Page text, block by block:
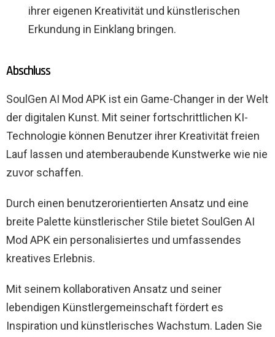
ihrer eigenen Kreativität und künstlerischen
Erkundung in Einklang bringen.
Abschluss
SoulGen AI Mod APK ist ein Game-Changer in der Welt
der digitalen Kunst. Mit seiner fortschrittlichen KI-
Technologie können Benutzer ihrer Kreativität freien
Lauf lassen und atemberaubende Kunstwerke wie nie
zuvor schaffen.
Durch einen benutzerorientierten Ansatz und eine
breite Palette künstlerischer Stile bietet SoulGen AI
Mod APK ein personalisiertes und umfassendes
kreatives Erlebnis.
Mit seinem kollaborativen Ansatz und seiner
lebendigen Künstlergemeinschaft fördert es
Inspiration und künstlerisches Wachstum. Laden Sie